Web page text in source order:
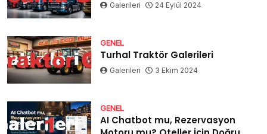
Galerileri 24 Eylül 2024
GENEL
Turhal Traktör Galerileri
Galerileri 3 Ekim 2024
GENEL
AI Chatbot mu, Rezervasyon